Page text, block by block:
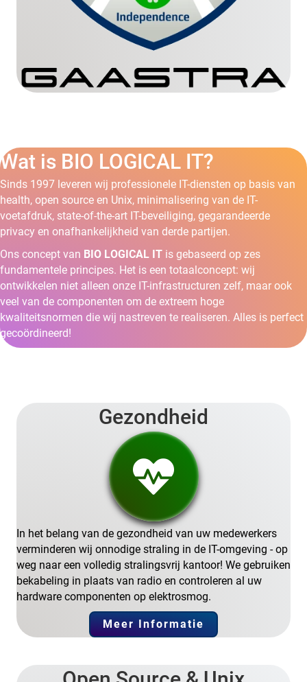
Wat is BIO LOGICAL IT?
Sinds 1997 leveren wij professionele IT-diensten op basis van
health, open source en Unix, minimalisering van de IT-
voetafdruk, state-of-the-art IT-beveiliging, gegarandeerde
privacy en onafhankelijkheid van derde partijen.
Ons concept van BIO LOGICAL IT is gebaseerd op zes
fundamentele principes. Het is een totaalconcept: wij
ontwikkelen niet alleen onze IT-infrastructuren zelf, maar ook
veel van de componenten om de extreem hoge
kwaliteitsnormen die wij nastreven te realiseren. Alles is perfect
gecoördineerd!
Gezondheid
In het belang van de gezondheid van uw medewerkers
verminderen wij onnodige straling in de IT-omgeving - op
weg naar een volledig stralingsvrij kantoor! We gebruiken
bekabeling in plaats van radio en controleren al uw
hardware componenten op elektrosmog.
Meer Informatie